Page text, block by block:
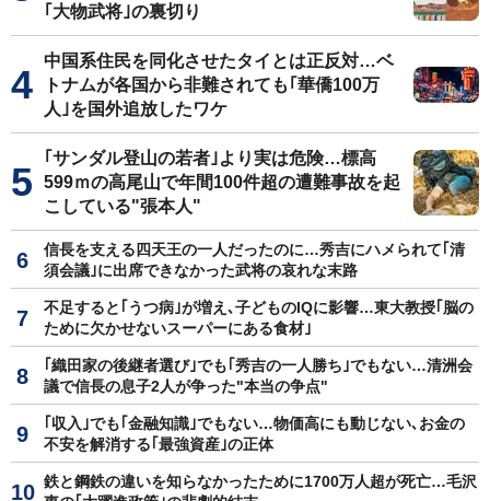
｢大物武将｣の裏切り
中国系住民を同化させたタイとは正反対…ベ
トナムが各国から非難されても｢華僑100万
人｣を国外追放したワケ
｢サンダル登山の若者｣より実は危険…標高
599ｍの高尾山で年間100件超の遭難事故を起
こしている"張本人"
信長を支える四天王の一人だったのに…秀吉にハメられて｢清
須会議｣に出席できなかった武将の哀れな末路
不足すると｢うつ病｣が増え､子どものIQに影響…東大教授｢脳の
ために欠かせないスーパーにある食材｣
｢織田家の後継者選び｣でも｢秀吉の一人勝ち｣でもない…清洲会
議で信長の息子2人が争った"本当の争点"
｢収入｣でも｢金融知識｣でもない…物価高にも動じない､お金の
不安を解消する｢最強資産｣の正体
鉄と鋼鉄の違いを知らなかったために1700万人超が死亡…毛沢